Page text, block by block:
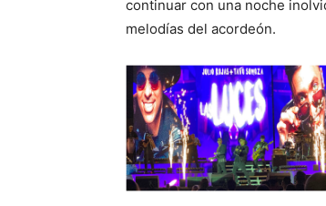
continuar con una noche
melodías del acordeón.